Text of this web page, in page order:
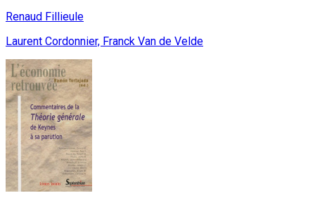
Renaud Fillieule
Laurent Cordonnier, Franck Van de Velde